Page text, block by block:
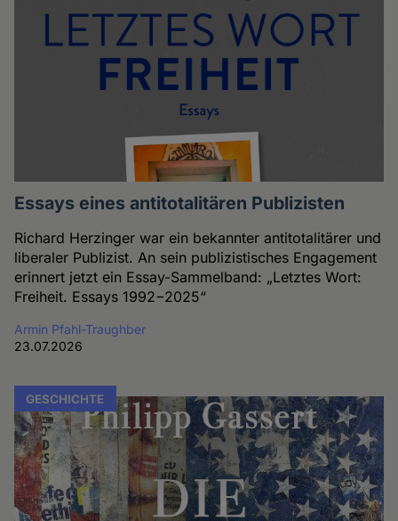
Essays eines antitotalitären Publizisten
Richard Herzinger war ein bekannter antitotalitärer und
liberaler Publizist. An sein publizistisches Engagement
erinnert jetzt ein Essay-Sammelband: „Letztes Wort:
Freiheit. Essays 1992−2025“
Armin Pfahl-Traughber
23.07.2026
GESCHICHTE